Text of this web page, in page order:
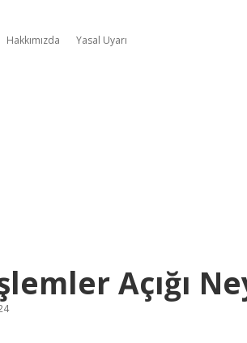
Hakkımızda Yasal Uyarı
Açığı